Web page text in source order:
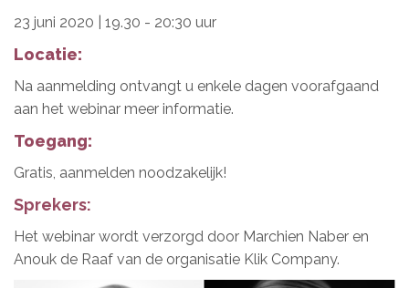
23 juni 2020 | 19.30 - 20:30 uur
Locatie:
Na aanmelding ontvangt u enkele dagen voorafgaand
aan het webinar meer informatie.
Toegang:
Gratis, aanmelden noodzakelijk!
Sprekers:
Het webinar wordt verzorgd door Marchien Naber en
Anouk de Raaf van de organisatie Klik Company.